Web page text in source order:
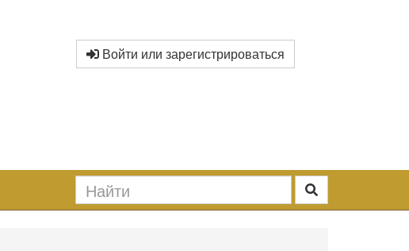
Войти или зарегистрироваться